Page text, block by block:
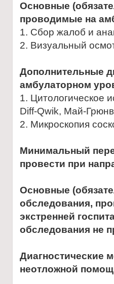
Основные
проводимые на
1. Сбор жалоб и
2. Визуальный
Дополнительные
амбулаторном
1. Цитологическое
Diff-Qwik, Май-
2. Микроскопия
Минимальный
провести при
Основные
обследования,
экстренней
обследования не
Диагностические
неотложной